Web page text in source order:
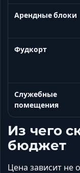
Арендные блоки
Фудкорт
Служебные
помещения
Из чего
бюджет
Цена зависит не